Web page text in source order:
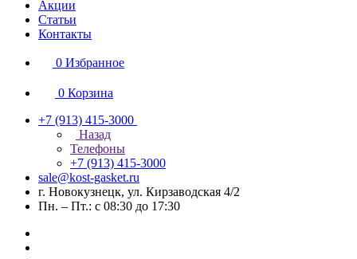
Акции
Статьи
Контакты
0 Избранное
0 Корзина
+7 (913) 415-3000
Назад
Телефоны
+7 (913) 415-3000
sale@kost-gasket.ru
г. Новокузнецк, ул. Кирзаводская 4/2
Пн. – Пт.: с 08:30 до 17:30